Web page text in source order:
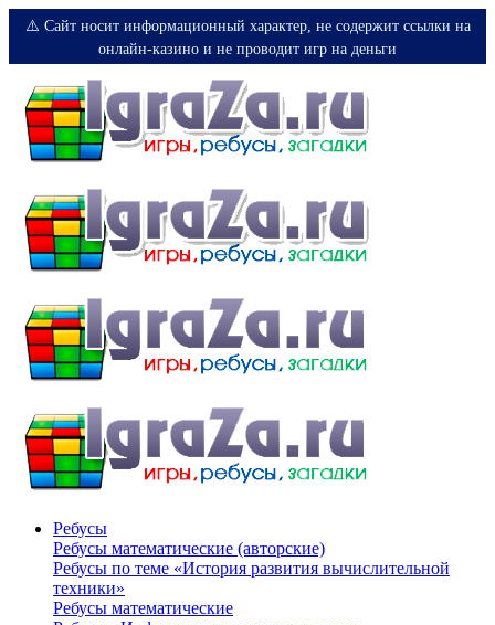
⚠️ Сайт носит информационный характер, не содержит ссылки на
онлайн-казино и не проводит игр на деньги
Ребусы
Ребусы математические (авторские)
Ребусы по теме «История развития вычислительной
техники»
Ребусы математические